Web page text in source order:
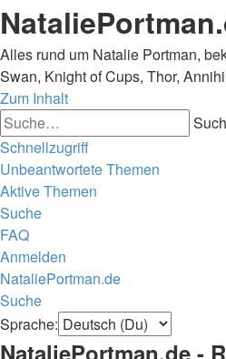
Alles rund um Natalie Portman,
Swan, Knight of Cups, Thor,
Zum Inhalt
Schnellzugriff
Unbeantwortete Themen
Aktive Themen
Suche
FAQ
Anmelden
NataliePortman.de
Suche
Sprache:
NataliePortman.de -